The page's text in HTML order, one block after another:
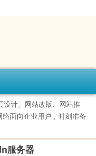
设计、网站改版、网站推
面向企业用户，时刻准备
服务器